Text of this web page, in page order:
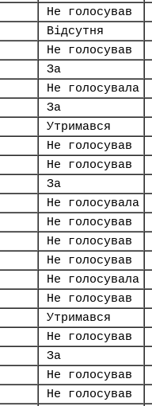
Не голосував
Відсутня
Не голосував
За
Не голосувала
За
Утримався
Не голосував
Не голосував
За
Не голосувала
Не голосував
Не голосував
Не голосував
Не голосувала
Не голосував
Утримався
Не голосував
За
Не голосував
Не голосував